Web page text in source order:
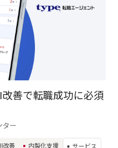
善で転職成功に必須
ター
改善 内製化支援 サービス